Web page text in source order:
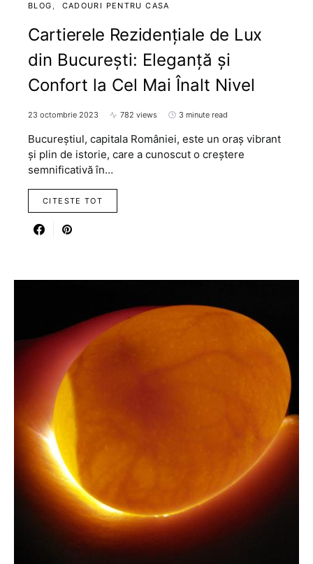
BLOG CADOURI PENTRU CASA
Cartierele Rezidențiale de Lux
din București: Eleganță și
Confort la Cel Mai Înalt Nivel
23 octombrie 2023 782 views 3 minute read
Bucureștiul, capitala României, este un oraș vibrant
și plin de istorie, care a cunoscut o creștere
semnificativă în…
CITESTE TOT